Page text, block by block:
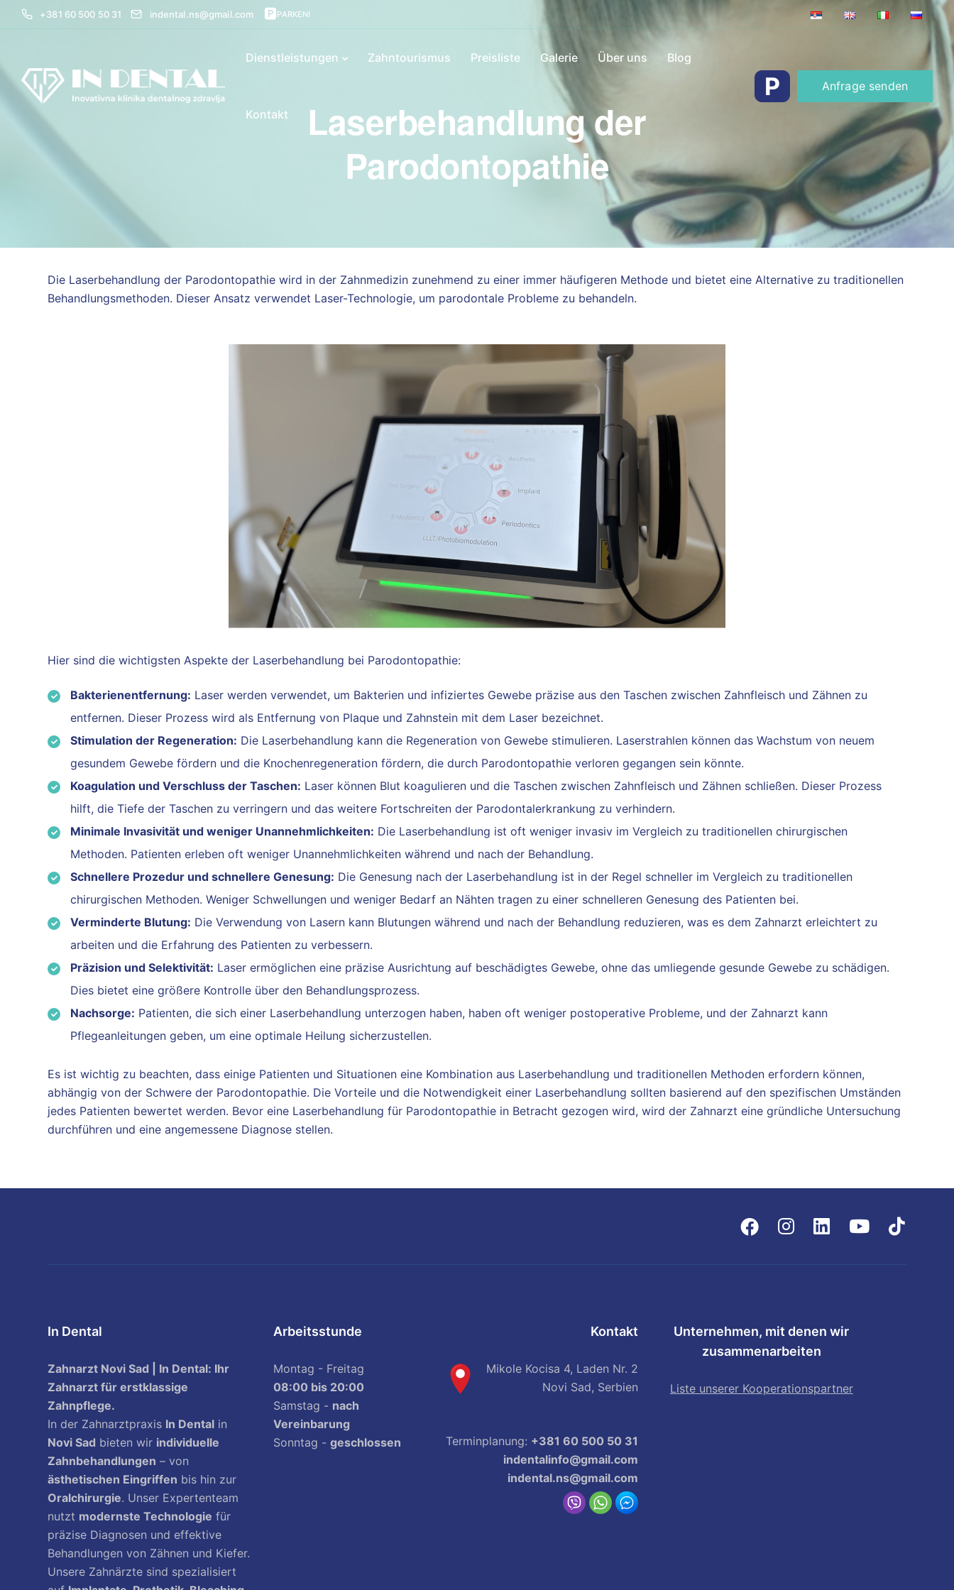
+381 60 500 50 31 indental.ns@gmail.com 🅿 PARKEN!
Dienstleistungen Zahntourismus Preisliste Galerie Über uns Blog
Kontakt
P Anfrage senden
Laserbehandlung der
Parodontopathie
Die Laserbehandlung der Parodontopathie wird in der Zahnmedizin zunehmend zu einer immer häufigeren Methode und bietet eine Alternative zu traditionellen
Behandlungsmethoden. Dieser Ansatz verwendet Laser-Technologie, um parodontale Probleme zu behandeln.
Hier sind die wichtigsten Aspekte der Laserbehandlung bei Parodontopathie:
Bakterienentfernung: Laser werden verwendet, um Bakterien und infiziertes Gewebe präzise aus den Taschen zwischen Zahnfleisch und Zähnen zu
entfernen. Dieser Prozess wird als Entfernung von Plaque und Zahnstein mit dem Laser bezeichnet.
Stimulation der Regeneration: Die Laserbehandlung kann die Regeneration von Gewebe stimulieren. Laserstrahlen können das Wachstum von neuem
gesundem Gewebe fördern und die Knochenregeneration fördern, die durch Parodontopathie verloren gegangen sein könnte.
Koagulation und Verschluss der Taschen: Laser können Blut koagulieren und die Taschen zwischen Zahnfleisch und Zähnen schließen. Dieser Prozess
hilft, die Tiefe der Taschen zu verringern und das weitere Fortschreiten der Parodontalerkrankung zu verhindern.
Minimale Invasivität und weniger Unannehmlichkeiten: Die Laserbehandlung ist oft weniger invasiv im Vergleich zu traditionellen chirurgischen
Methoden. Patienten erleben oft weniger Unannehmlichkeiten während und nach der Behandlung.
Schnellere Prozedur und schnellere Genesung: Die Genesung nach der Laserbehandlung ist in der Regel schneller im Vergleich zu traditionellen
chirurgischen Methoden. Weniger Schwellungen und weniger Bedarf an Nähten tragen zu einer schnelleren Genesung des Patienten bei.
Verminderte Blutung: Die Verwendung von Lasern kann Blutungen während und nach der Behandlung reduzieren, was es dem Zahnarzt erleichtert zu
arbeiten und die Erfahrung des Patienten zu verbessern.
Präzision und Selektivität: Laser ermöglichen eine präzise Ausrichtung auf beschädigtes Gewebe, ohne das umliegende gesunde Gewebe zu schädigen.
Dies bietet eine größere Kontrolle über den Behandlungsprozess.
Nachsorge: Patienten, die sich einer Laserbehandlung unterzogen haben, haben oft weniger postoperative Probleme, und der Zahnarzt kann
Pflegeanleitungen geben, um eine optimale Heilung sicherzustellen.
Es ist wichtig zu beachten, dass einige Patienten und Situationen eine Kombination aus Laserbehandlung und traditionellen Methoden erfordern können,
abhängig von der Schwere der Parodontopathie. Die Vorteile und die Notwendigkeit einer Laserbehandlung sollten basierend auf den spezifischen Umständen
jedes Patienten bewertet werden. Bevor eine Laserbehandlung für Parodontopathie in Betracht gezogen wird, wird der Zahnarzt eine gründliche Untersuchung
durchführen und eine angemessene Diagnose stellen.
In Dental
Zahnarzt Novi Sad | In Dental: Ihr
Zahnarzt für erstklassige
Zahnpflege.
In der Zahnarztpraxis In Dental in
Novi Sad bieten wir individuelle
Zahnbehandlungen – von
ästhetischen Eingriffen bis hin zur
Oralchirurgie. Unser Expertenteam
nutzt modernste Technologie für
präzise Diagnosen und effektive
Behandlungen von Zähnen und Kiefer.
Unsere Zahnärzte sind spezialisiert
Arbeitsstunde
Montag - Freitag
08:00 bis 20:00
Samstag - nach
Vereinbarung
Sonntag - geschlossen
Kontakt
Mikole Kocisa 4, Laden Nr. 2
Novi Sad, Serbien
Terminplanung: +381 60 500 50 31
indentalinfo@gmail.com
indental.ns@gmail.com
Unternehmen, mit denen wir
zusammenarbeiten
Liste unserer Kooperationspartner